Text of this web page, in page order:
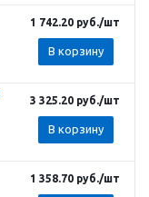
1 742.20руб./шт
В корзину
3 325.20руб./шт
В корзину
1 358.70руб./шт